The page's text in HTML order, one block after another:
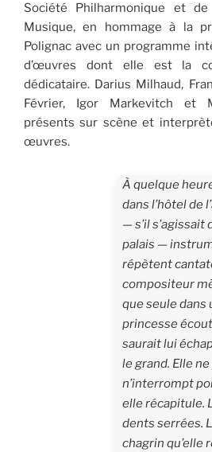
Société Philharmonique et de
Musique, en hommage à la
Polignac avec un programme
d’œuvres dont elle est la
dédicataire. Darius Milhaud,
Février, Igor Markevitch et
présents sur scène et
œuvres.
À quelque
dans l’hôtel de
— s’il s’agissait
palais —
répètent
compositeur
que seule dans
princesse
saurait lui
le grand. Elle
n’interrompt
elle récapitule.
dents serrées.
chagrin qu’elle